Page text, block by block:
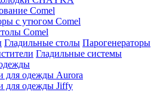
Comel
с утюгом Comel
Comel
Гладильные столы Парогенераторы
Гладильные системы
для одежды Aurora
для одежды Jiffy